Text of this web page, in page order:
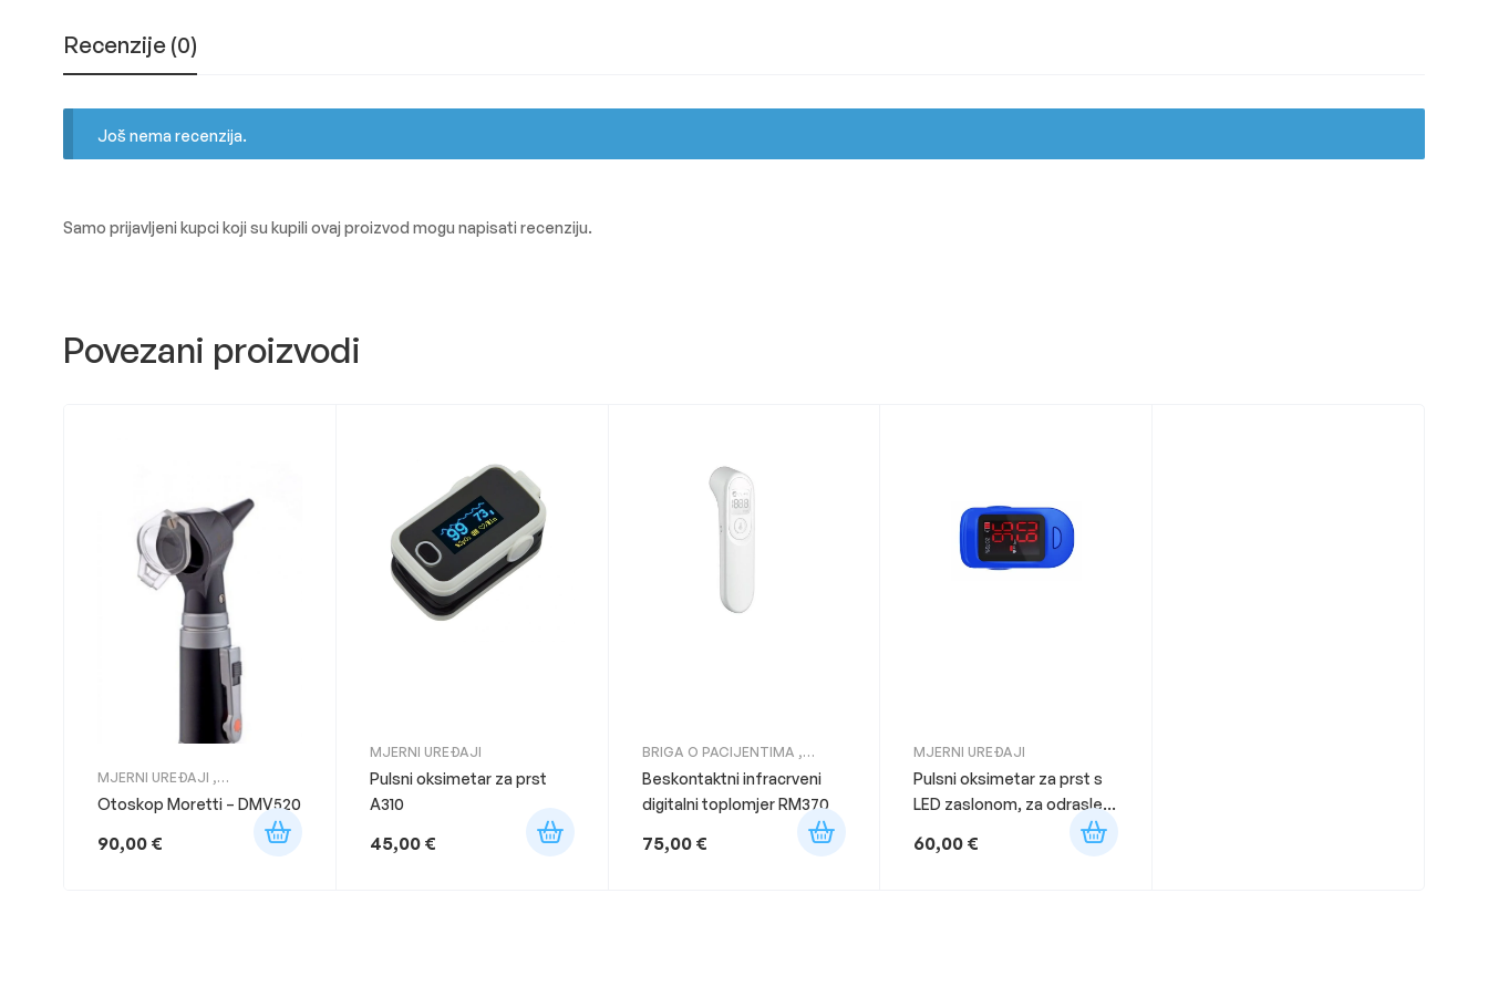
Recenzije (0)
Još nema recenzija.
Samo prijavljeni kupci koji su kupili ovaj proizvod mogu napisati recenziju.
MJERNI UREĐAJI ,
MEDICINE
Otoskop Moretti – DMV520
90,00 €
MJERNI UREĐAJI
Pulsni oksimetar za prst
A310
45,00 €
BRIGA O PACIJENTIMA ,
Beskontaktni infracrveni
digitalni toplomjer RM370
75,00 €
MJERNI UREĐAJI
Pulsni oksimetar za prst s
LED zaslonom, za odrasle
60,00 €